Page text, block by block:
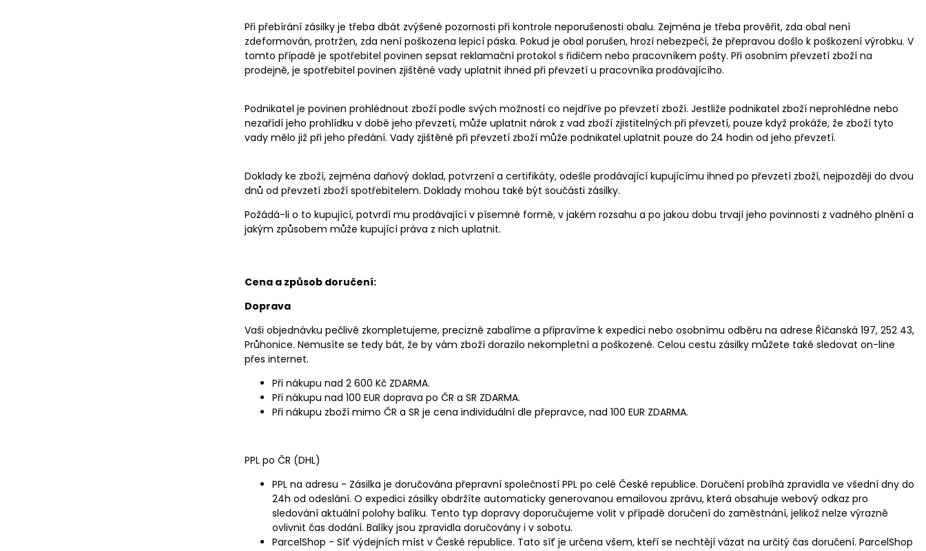
Při přebírání zásilky je třeba dbát zvýšené pozornosti při kontrole neporušenosti obalu. Zejména je třeba prověřit, zda obal není
zdeformován, protržen, zda není poškozena lepicí páska. Pokud je obal porušen, hrozí nebezpečí, že přepravou došlo k poškození výrobku. V
tomto případě je spotřebitel povinen sepsat reklamační protokol s řidičem nebo pracovníkem pošty. Při osobním převzetí zboží na
prodejně, je spotřebitel povinen zjištěné vady uplatnit ihned při převzetí u pracovníka prodávajícího.
Podnikatel je povinen prohlédnout zboží podle svých možností co nejdříve po převzetí zboží. Jestliže podnikatel zboží neprohlédne nebo
nezařídí jeho prohlídku v době jeho převzetí, může uplatnit nárok z vad zboží zjistitelných při převzetí, pouze když prokáže, že zboží tyto
vady mělo již při jeho předání. Vady zjištěné při převzetí zboží může podnikatel uplatnit pouze do 24 hodin od jeho převzetí.
Doklady ke zboží, zejména daňový doklad, potvrzení a certifikáty, odešle prodávající kupujícímu ihned po převzetí zboží, nejpozději do dvou
dnů od převzetí zboží spotřebitelem. Doklady mohou také být součásti zásilky.
Požádá-li o to kupující, potvrdí mu prodávající v písemné formě, v jakém rozsahu a po jakou dobu trvají jeho povinnosti z vadného plnění a
jakým způsobem může kupující práva z nich uplatnit.
Cena a způsob doručení:
Doprava
Vaši objednávku pečlivě zkompletujeme, precizně zabalíme a připravíme k expedici nebo osobnímu odběru na adrese Říčanská 197, 252 43,
Průhonice. Nemusíte se tedy bát, že by vám zboží dorazilo nekompletní a poškozené. Celou cestu zásilky můžete také sledovat on-line
přes internet.
Při nákupu nad 2 600 Kč ZDARMA.
Při nákupu nad 100 EUR doprava po ČR a SR ZDARMA.
Při nákupu zboží mimo ČR a SR je cena individuální dle přepravce, nad 100 EUR ZDARMA.
PPL po ČR (DHL)
PPL na adresu - Zásilka je doručována přepravní společností PPL po celé České republice. Doručení probíhá zpravidla ve všední dny do
24h od odeslání. O expedici zásilky obdržíte automaticky generovanou emailovou zprávu, která obsahuje webový odkaz pro
sledování aktuální polohy balíku. Tento typ dopravy doporučujeme volit v případě doručení do zaměstnání, jelikož nelze výrazně
ovlivnit čas dodání. Balíky jsou zpravidla doručovány i v sobotu.
ParcelShop - Síť výdejních míst v České republice. Tato síť je určena všem, kteří se nechtějí vázat na určitý čas doručení. ParcelShop